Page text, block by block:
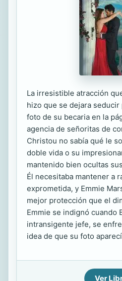
La irresistible atracción
hizo que se dejara seducir
foto de su becaria en la
agencia de señoritas de
Christou no sabía qué le
doble vida o su
mantenido bien ocultas
Él necesitaba mantener a
exprometida, y Emmie
mejor protección que el
Emmie se indignó cuando
intransigente jefe, se
idea de que su foto
Ver